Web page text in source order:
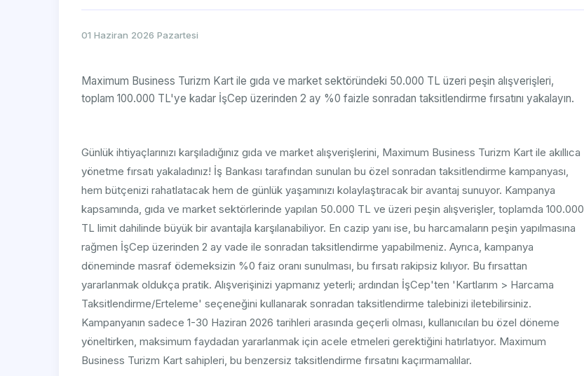
01 Haziran 2026 Pazartesi
Maximum Business Turizm Kart ile gıda ve market sektöründeki 50.000 TL üzeri peşin alışverişleri,
toplam 100.000 TL'ye kadar İşCep üzerinden 2 ay %0 faizle sonradan taksitlendirme fırsatını yakalayın.
Günlük ihtiyaçlarınızı karşıladığınız gıda ve market alışverişlerini, Maximum Business Turizm Kart ile akıllıca
yönetme fırsatı yakaladınız! İş Bankası tarafından sunulan bu özel sonradan taksitlendirme kampanyası,
hem bütçenizi rahatlatacak hem de günlük yaşamınızı kolaylaştıracak bir avantaj sunuyor. Kampanya
kapsamında, gıda ve market sektörlerinde yapılan 50.000 TL ve üzeri peşin alışverişler, toplamda 100.000
TL limit dahilinde büyük bir avantajla karşılanabiliyor. En cazip yanı ise, bu harcamaların peşin yapılmasına
rağmen İşCep üzerinden 2 ay vade ile sonradan taksitlendirme yapabilmeniz. Ayrıca, kampanya
döneminde masraf ödemeksizin %0 faiz oranı sunulması, bu fırsatı rakipsiz kılıyor. Bu fırsattan
yararlanmak oldukça pratik. Alışverişinizi yapmanız yeterli; ardından İşCep'ten 'Kartlarım > Harcama
Taksitlendirme/Erteleme' seçeneğini kullanarak sonradan taksitlendirme talebinizi iletebilirsiniz.
Kampanyanın sadece 1-30 Haziran 2026 tarihleri arasında geçerli olması, kullanıcıları bu özel döneme
yöneltirken, maksimum faydadan yararlanmak için acele etmeleri gerektiğini hatırlatıyor. Maximum
Business Turizm Kart sahipleri, bu benzersiz taksitlendirme fırsatını kaçırmamalılar.